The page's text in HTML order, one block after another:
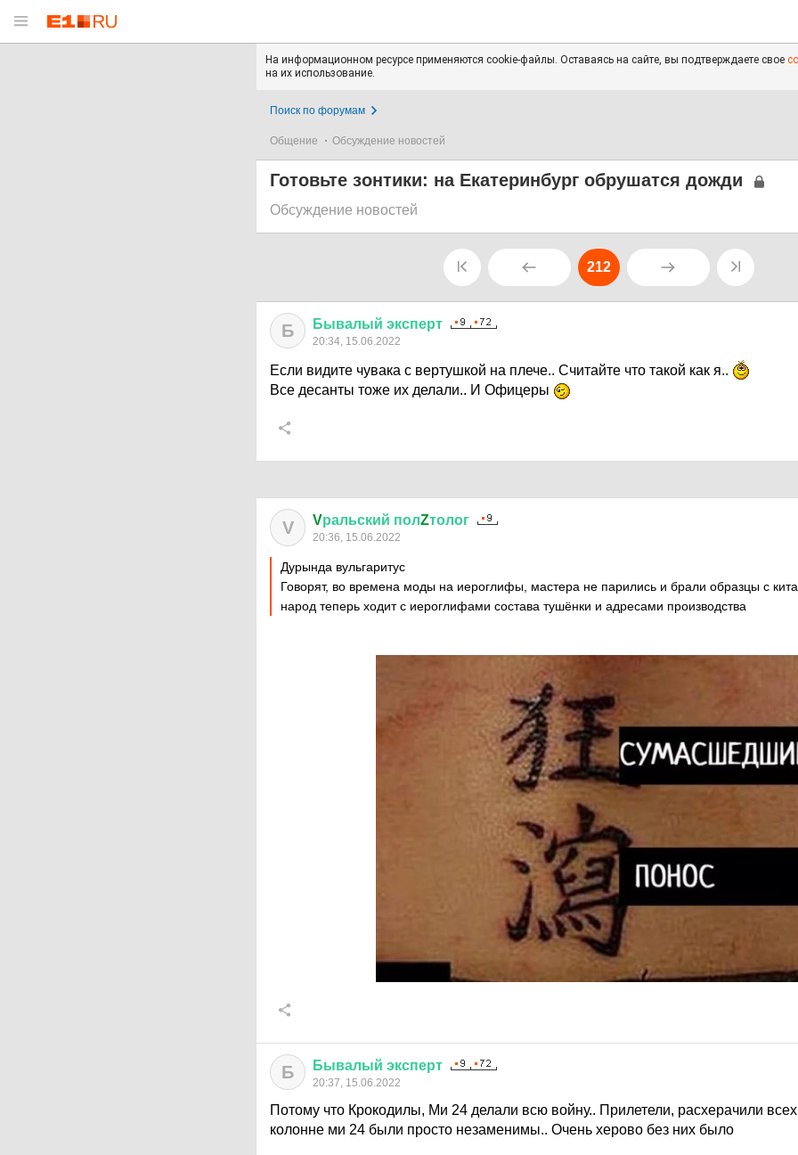
На информационном ресурсе применяются cookie-файлы. Оставаясь на сайте, вы подтверждаете свое
на их использование.
Поиск по форумам
Общение Обсуждение новостей
Готовьте зонтики: на Екатеринбург обрушатся дожди
Обсуждение новостей
212
Б Бывалый эксперт
20:34, 15.06.2022
Если видите чувака с вертушкой на плече.. Считайте что такой как я..
Все десанты тоже их делали.. И Офицеры
V Vральский полZтолог
20:36, 15.06.2022
Дурында вульгаритус
Говорят, во времена моды на иероглифы, мастера не парились и брали образцы с
народ теперь ходит с иероглифами состава тушёнки и адресами производства
Б Бывалый эксперт
20:37, 15.06.2022
Потому что Крокодилы, Ми 24 делали всю войну.. Прилетели, расхерачили
колонне ми 24 были просто незаменимы.. Очень херово без них было